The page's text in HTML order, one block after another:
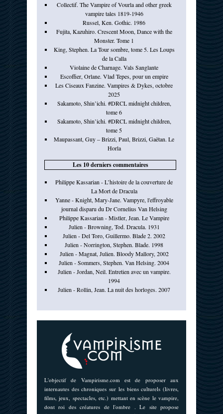
Collectif. The Vampire of Vourla and other greek
vampire tales 1819-1946
Russel, Ken. Gothic. 1986
Fujita, Kazuhiro. Crescent Moon, Dance with the
Monster. Tome 1
King, Stephen. La Tour sombre, tome 5. Les Loups
de la Calla
Violaine de Charnage. Vals Sanglante
Escoffier, Orlane. Vlad Tepes, pour un empire
Les Ciseaux Fanzine. Vampires & Dykes, octobre
2025
Sakamoto, Shin’ichi. #DRCL midnight children,
tome 6
Sakamoto, Shin’ichi. #DRCL midnight children,
tome 5
Maupassant, Guy – Brizzi, Paul, Brizzi, Gaëtan. Le
Horla
Les 10 derniers commentaires
Philippe Kassarian - L’histoire de la couverture de
La Mort de Dracula
Yanne - Knight, Mary-Jane. Vampyre, l'effroyable
journal disparu du Dr Cornelius Van Helsing
Philippe Kassarian - Mistler, Jean. Le Vampire
Julien - Browning, Tod. Dracula. 1931
Julien - Del Toro, Guillermo. Blade 2. 2002
Julien - Norrington, Stephen. Blade. 1998
Julien - Magnat, Julien. Bloody Mallory, 2002
Julien - Sommers, Stephen. Van Helsing. 2004
Julien - Jordan, Neil. Entretien avec un vampire.
1994
Julien - Rollin, Jean. La nuit des horloges. 2007
L'objectif de Vampirisme.com est de proposer aux
internautes des chroniques sur les biens culturels (livres,
films, jeux, spectacles, etc.) mettant en scène le vampire,
dont roi des créatures de l'ombre . Le site propose